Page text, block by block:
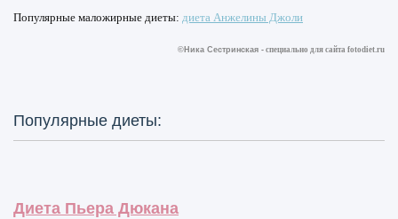
Популярные маложирные диеты: диета Анжелины Джоли
©Ника Сестринская - специально для сайта fotodiet.ru
Популярные диеты:
Диета Пьера Дюкана